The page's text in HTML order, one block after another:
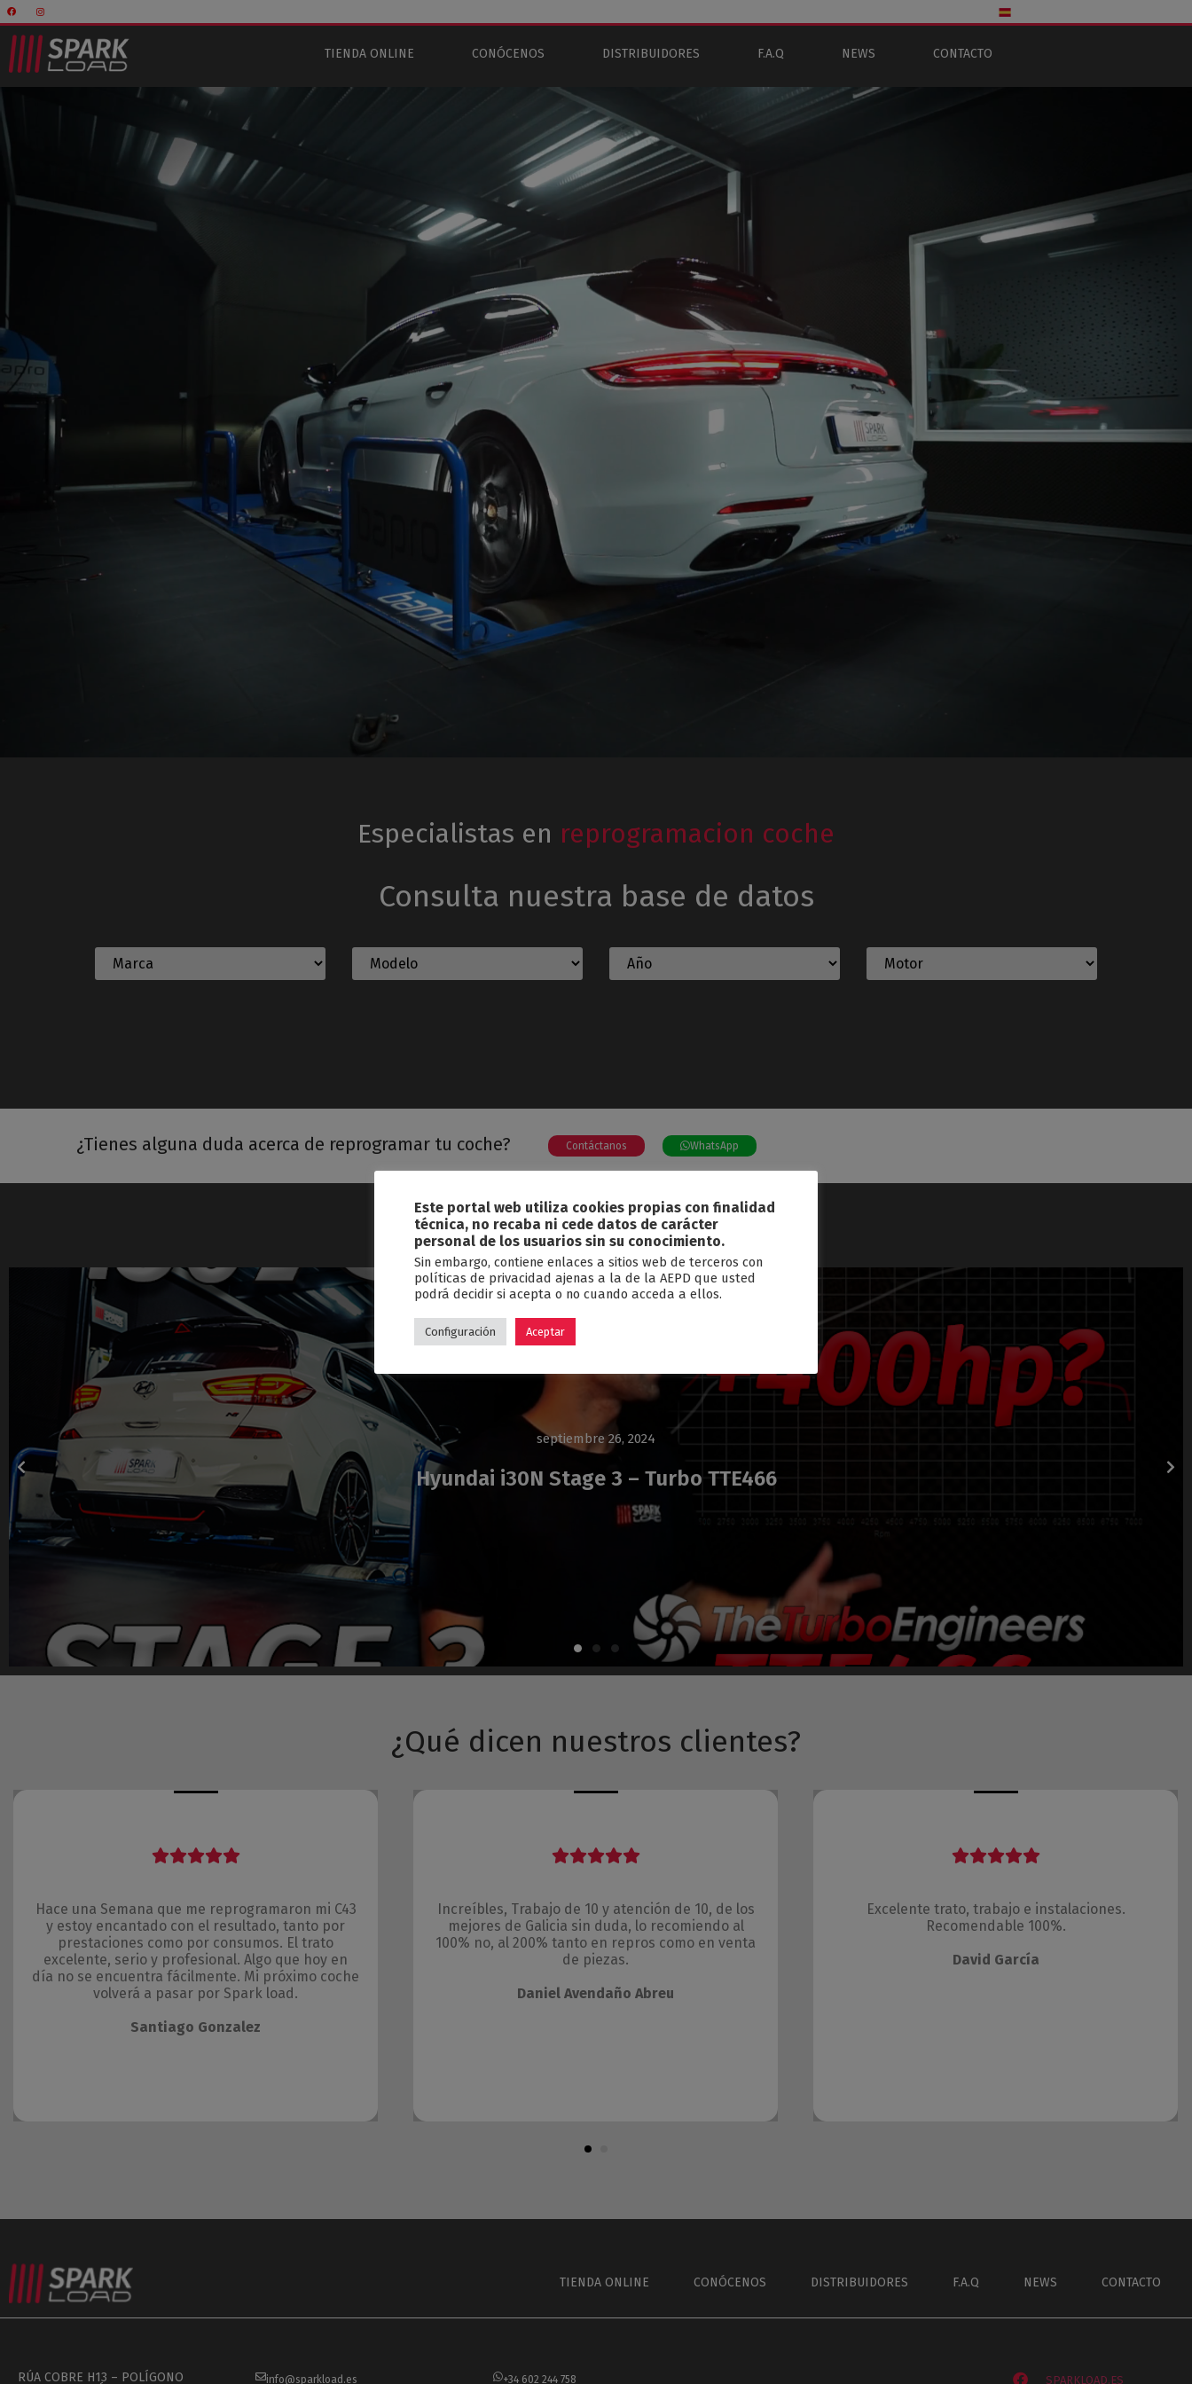
TIENDA ONLINE CONÓCENOS DISTRIBUIDORES F.A.Q NEWS CONTACTO
Especialistas en reprogramacion coche
Consulta nuestra base de datos
¿Tienes alguna duda acerca de reprogramar tu coche? Contáctanos WhatsApp
Blog
septiembre 26, 2024
Hyundai i30N Stage 3 – Turbo TTE466
¿Qué dicen nuestros clientes?
Hace una Semana que me reprogramaron mi C43
y estoy encantado con el resultado, tanto por
prestaciones como por consumos. El trato
excelente, serio y profesional. Algo que hoy en
día no se encuentra fácilmente. Mi próximo coche
volverá a pasar por Spark load.
Santiago Gonzalez
Increíbles, Trabajo de 10 y atención de 10, de los
mejores de Galicia sin duda, lo recomiendo al
100% no, al 200% tanto en repros como en venta
de piezas.
Daniel Avendaño Abreu
Excelente trato, trabajo e instalaciones.
Recomendable 100%.
David García
TIENDA ONLINE CONÓCENOS DISTRIBUIDORES F.A.Q NEWS CONTACTO
RÚA COBRE H13 – POLÍGONO
info@sparkload.es +34 602 244 758 SPARKLOAD.ES
Este portal web utiliza cookies propias con finalidad
técnica, no recaba ni cede datos de carácter
personal de los usuarios sin su conocimiento.
Sin embargo, contiene enlaces a sitios web de terceros con
políticas de privacidad ajenas a la de la AEPD que usted
podrá decidir si acepta o no cuando acceda a ellos.
Configuración Aceptar